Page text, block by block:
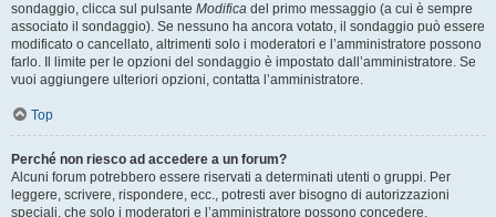
sondaggio, clicca sul pulsante Modifica del primo messaggio (a cui è sempre
associato il sondaggio). Se nessuno ha ancora votato, il sondaggio può essere
modificato o cancellato, altrimenti solo i moderatori e l’amministratore possono
farlo. Il limite per le opzioni del sondaggio è impostato dall’amministratore. Se
vuoi aggiungere ulteriori opzioni, contatta l’amministratore.
Top
Perché non riesco ad accedere a un forum?
Alcuni forum potrebbero essere riservati a determinati utenti o gruppi. Per
leggere, scrivere, rispondere, ecc., potresti aver bisogno di autorizzazioni
speciali, che solo i moderatori e l’amministratore possono concedere.